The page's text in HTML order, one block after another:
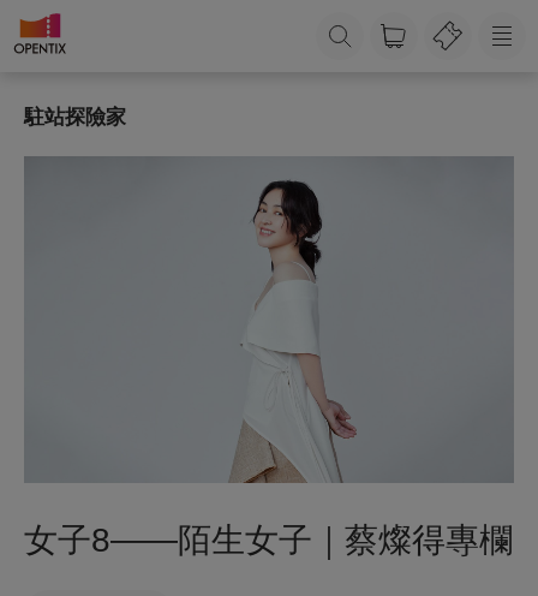
駐站探險家
女子8——陌生女子｜蔡燦得專欄